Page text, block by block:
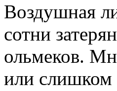
Воздушная
сотни
ольмеков.
или слишком